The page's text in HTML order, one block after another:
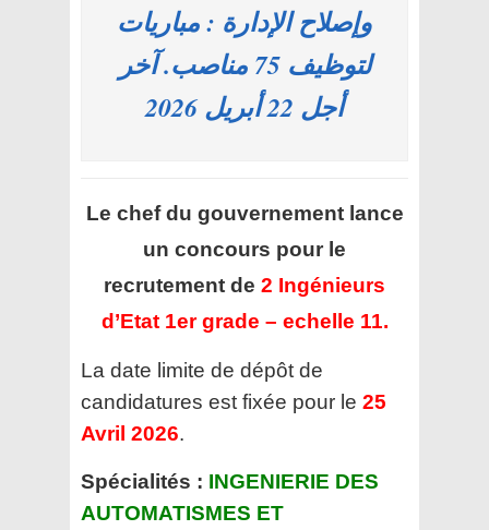
وإصلاح الإدارة : مباريات
لتوظيف 75 مناصب. آخر
أجل 22 أبريل 2026
Le chef du gouvernement lance
un concours pour le
recrutement de 2 Ingénieurs
d’Etat 1er grade – echelle 11.
La date limite de dépôt de
candidatures est fixée pour le 25
Avril 2026.
Spécialités : INGENIERIE DES
AUTOMATISMES ET